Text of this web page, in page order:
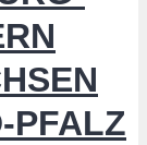
PFALZ